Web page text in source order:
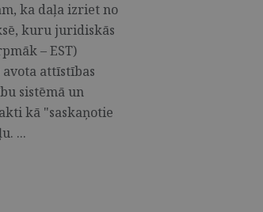
ka daļa izriet no
kuru juridiskās
– EST)
attīstības
sistēmā un
kā "saskaņotie
...